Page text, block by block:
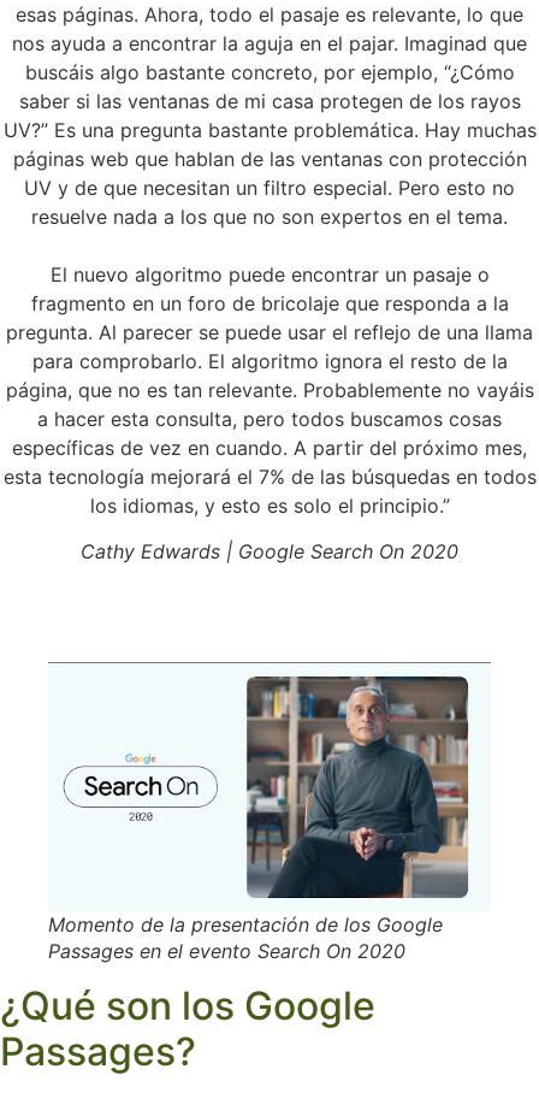
esas páginas. Ahora, todo el pasaje es relevante, lo que
nos ayuda a encontrar la aguja en el pajar. Imaginad que
buscáis algo bastante concreto, por ejemplo, “¿Cómo
saber si las ventanas de mi casa protegen de los rayos
UV?” Es una pregunta bastante problemática. Hay muchas
páginas web que hablan de las ventanas con protección
UV y de que necesitan un filtro especial. Pero esto no
resuelve nada a los que no son expertos en el tema.
El nuevo algoritmo puede encontrar un pasaje o
fragmento en un foro de bricolaje que responda a la
pregunta. Al parecer se puede usar el reflejo de una llama
para comprobarlo. El algoritmo ignora el resto de la
página, que no es tan relevante. Probablemente no vayáis
a hacer esta consulta, pero todos buscamos cosas
específicas de vez en cuando. A partir del próximo mes,
esta tecnología mejorará el 7% de las búsquedas en todos
los idiomas, y esto es solo el principio.”
Cathy Edwards | Google Search On 2020
Momento de la presentación de los Google
Passages en el evento Search On 2020
¿Qué son los Google
Passages?